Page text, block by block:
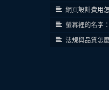
網頁設計費用
螢幕裡的名字
法規與品質怎